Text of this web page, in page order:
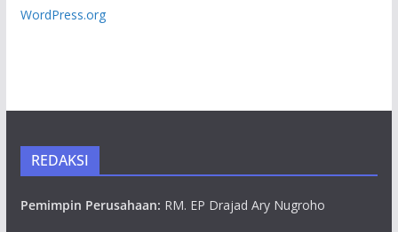
WordPress.org
REDAKSI
Pemimpin Perusahaan: RM. EP Drajad Ary Nugroho